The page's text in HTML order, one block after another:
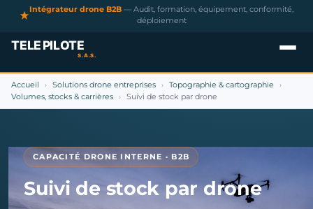
Intégrateur drone B2B — Audit, formation, équipement, conformité,
déploiement
Accueil › Solutions drone entreprises › Topographie & cartographie ›
Volumes, stocks & carrières › Suivi de stock par drone
CAPACITÉ DRONE INTERNE · B2B
Suivi de stock par drone